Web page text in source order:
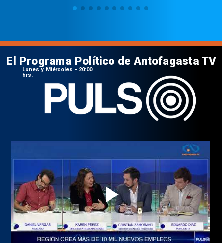
El Programa Político de Antofagasta TV
Lunes y Miércoles - 20:00
hrs.